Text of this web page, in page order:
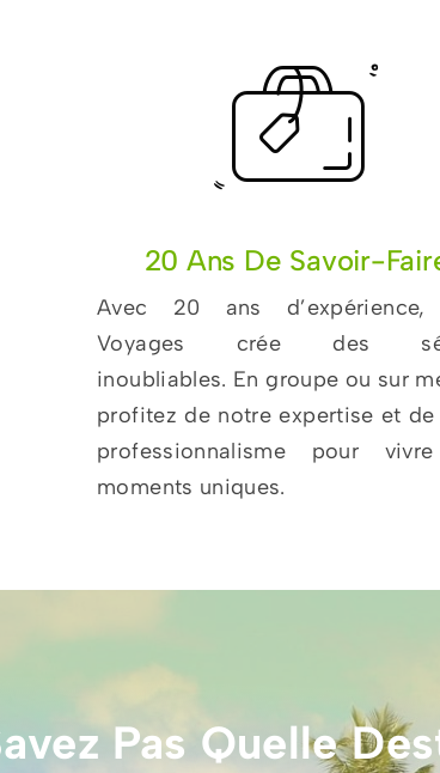
20 Ans De Savoir-
Avec 20 ans d’expérience,
Voyages crée des
inoubliables. En groupe ou sur
profitez de notre expertise et
professionnalisme pour
moments uniques.
Pas Quelle